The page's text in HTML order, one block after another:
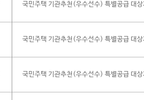
국민주택 기관추천(우수선수) 특별공급 대
국민주택 기관추천(우수선수) 특별공급 대
국민주택 기관추천(우수선수) 특별공급 대